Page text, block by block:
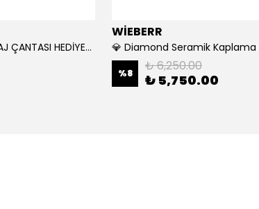
🎁 WAX SET MİNİ BAGAJ ÇANTASI HEDİYELİ 🎁
WİEBERR
💎 Diamond Seramik Kaplama
%8 ₺ 6,250.00
₺ 5,750.00